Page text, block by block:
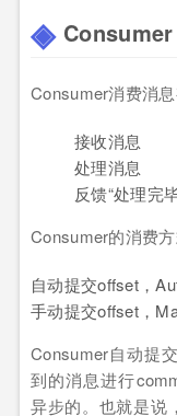
Consumer
Consumer消费消
接收消息
处理消息
反馈“处理完
Consumer的消费
自动提交offset，
手动提交offset，
Consumer自动提
到的消息进行
异步的。也就是说